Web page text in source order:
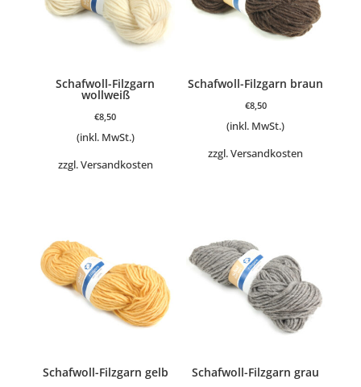
Schafwoll-Filzgarn
wollweiß
€8,50
(inkl. MwSt.)
zzgl.Versandkosten
Schafwoll-Filzgarn braun
€8,50
(inkl. MwSt.)
zzgl.Versandkosten
Schafwoll-Filzgarn gelb Schafwoll-Filzgarn grau